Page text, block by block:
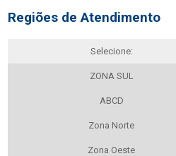
Regiões de Atendimento
Selecione:
ZONA SUL
ABCD
Zona Norte
Zona Oeste